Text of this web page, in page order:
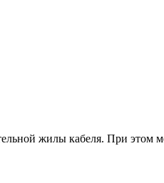
жилы кабеля. При этом